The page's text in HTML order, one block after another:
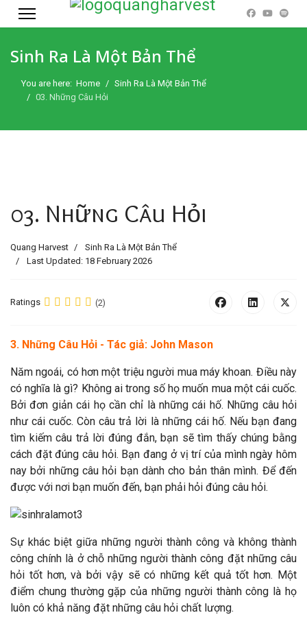
Sinh Ra Là Một Bản Thể
You are here: Home
Sinh Ra Là Một Bản Thể
03. Những Câu Hỏi
03. Những Câu Hỏi
Quang Harvest
Sinh Ra Là Một Bản Thể
Last Updated: 18 February 2026
Ratings (2)
3. Những Câu Hỏi - Tác giả: John Mason
Năm ngoái, có hơn một triệu người mua máy khoan. Điều này
có nghĩa là gì? Không ai trong số họ muốn mua một cái cuốc.
Bởi đơn giản cái họ cần chỉ là những cái hố. Những câu hỏi
như cái cuốc. Còn câu trả lời là những cái hố. Nếu bạn đang
tìm kiếm câu trả lời đúng đắn, bạn sẽ tìm thấy chúng bằng
cách đặt đúng câu hỏi. Bạn đang ở vị trí của mình ngày hôm
nay bởi những câu hỏi bạn dành cho bản thân mình. Để đến
được với nơi bạn muốn đến, bạn phải hỏi đúng câu hỏi.
Sự khác biệt giữa những người thành công và không thành
công chính là ở chỗ những người thành công đặt những câu
hỏi tốt hơn, và bởi vậy sẽ có những kết quả tốt hơn. Một
điểm chung thường gặp của những người thành công là họ
luôn có khả năng đặt những câu hỏi chất lượng.